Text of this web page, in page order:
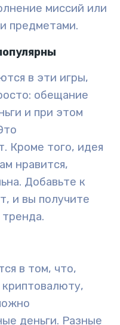
миссий или
предметами.
в эти игры,
обещание
и при этом
Кроме того, идея
нравится,
Добавьте к
и вы получите
в том, что,
криптовалюту,
деньги. Разные